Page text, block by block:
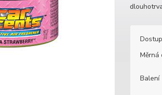
Měrná
Balení